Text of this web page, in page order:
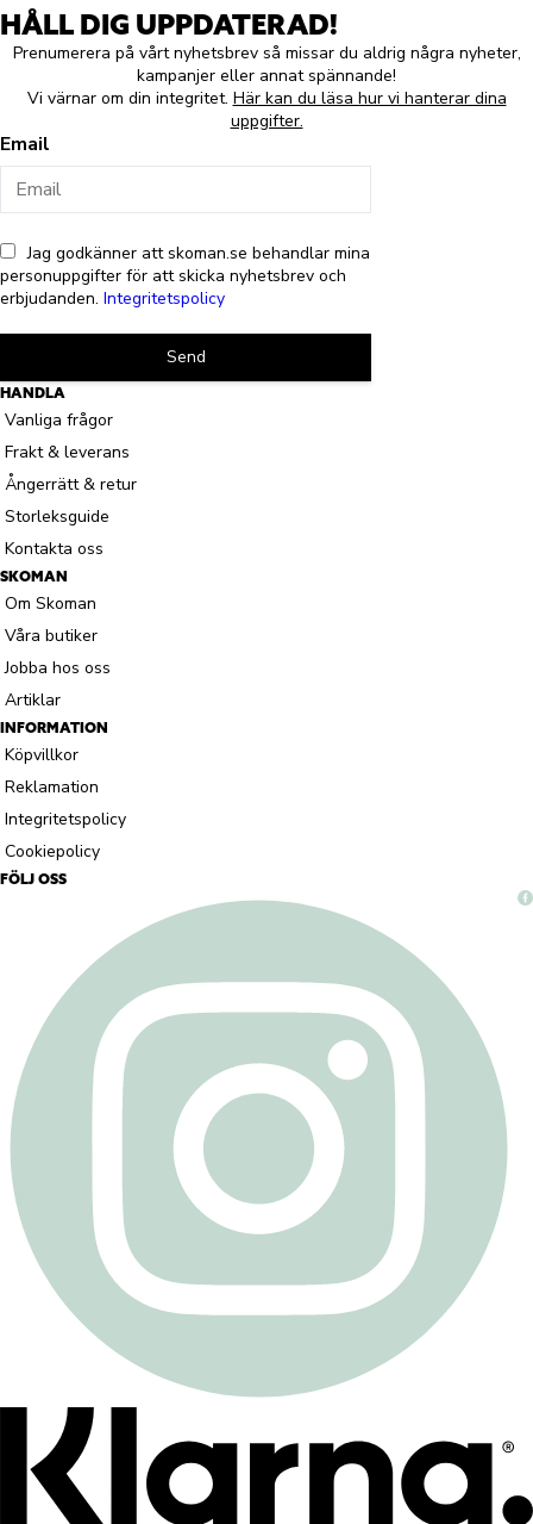
HÅLL DIG UPPDATERAD!
Prenumerera på vårt nyhetsbrev så missar du aldrig några nyheter,
kampanjer eller annat spännande!
Vi värnar om din integritet. Här kan du läsa hur vi hanterar dina
uppgifter.
Email
Jag godkänner att skoman.se behandlar mina
personuppgifter för att skicka nyhetsbrev och
erbjudanden. Integritetspolicy
Send
HANDLA
Vanliga frågor
Frakt & leverans
Ångerrätt & retur
Storleksguide
Kontakta oss
SKOMAN
Om Skoman
Våra butiker
Jobba hos oss
Artiklar
INFORMATION
Köpvillkor
Reklamation
Integritetspolicy
Cookiepolicy
FÖLJ OSS